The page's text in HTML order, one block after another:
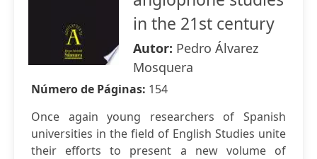
in the 21st century
Autor: Pedro Álvarez
Mosquera
Número de Páginas: 154
Once again young researchers of Spanish
universities in the field of English Studies unite
their efforts to present a new volume of